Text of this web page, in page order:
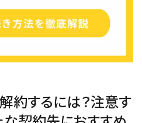
約するには？注意す